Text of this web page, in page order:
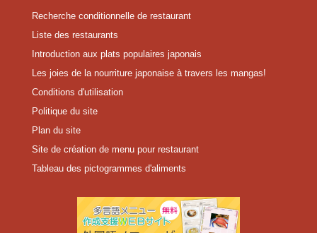
Recherche conditionnelle de restaurant
Liste des restaurants
Introduction aux plats populaires japonais
Les joies de la nourriture japonaise à travers les mangas!
Conditions d'utilisation
Politique du site
Plan du site
Site de création de menu pour restaurant
Tableau des pictogrammes d'aliments